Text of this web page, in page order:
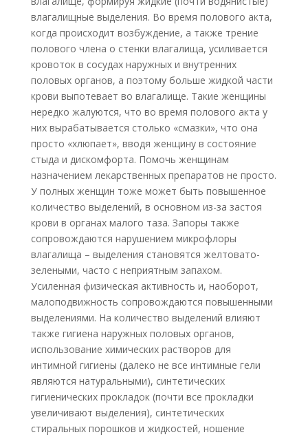
влагалищные выделения. Во время полового акта,
когда происходит возбуждение, а также трение
полового члена о стенки влагалища, усиливается
кровоток в сосудах наружных и внутренних
половых органов, а поэтому больше жидкой части
крови выпотевает во влагалище. Такие женщины
нередко жалуются, что во время полового акта у
них вырабатывается столько «смазки», что она
просто «хлюпает», вводя женщину в состояние
стыда и дискомфорта. Помочь женщинам
назначением лекарственных препаратов не просто.
У полных женщин тоже может быть повышенное
количество выделений, в основном из-за застоя
крови в органах малого таза. Запоры также
сопровождаются нарушением микрофлоры
влагалища – выделения становятся желтовато-
зелеными, часто с неприятным запахом.
Усиленная физическая активность и, наоборот,
малоподвижность сопровождаются повышенными
выделениями. На количество выделений влияют
также гигиена наружных половых органов,
использование химических растворов для
интимной гигиены (далеко не все интимные гели
являются натуральными), синтетических
гигиенических прокладок (почти все прокладки
увеличивают выделения), синтетических
стиральных порошков и жидкостей, ношение